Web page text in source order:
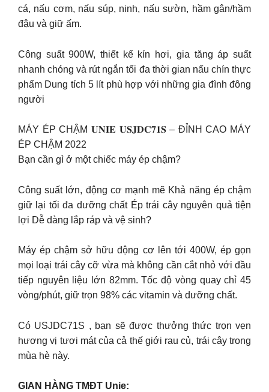
cá, nấu cơm, nấu súp, ninh, nấu sườn, hầm gân/hầm
đậu và giữ ấm.
Công suất 900W, thiết kế kín hơi, gia tăng áp suất
nhanh chóng và rút ngắn tối đa thời gian nấu chín thực
phẩm Dung tích 5 lít phù hợp với những gia đình đông
người
MÁY ÉP CHẬM 𝐔𝐍𝐈𝐄 𝐔𝐒𝐉𝐃𝐂𝟕𝟏𝐒 – ĐỈNH CAO MÁY
ÉP CHẬM 2022
Bạn cần gì ở một chiếc máy ép chậm?
Công suất lớn, động cơ mạnh mẽ Khả năng ép chậm
giữ lại tối đa dưỡng chất Ép trái cây nguyên quả tiện
lợi Dễ dàng lắp ráp và vệ sinh?
Máy ép chậm sở hữu động cơ lên tới 400W, ép gọn
mọi loại trái cây cỡ vừa mà không cần cắt nhỏ với đầu
tiếp nguyên liệu lớn 82mm. Tốc độ vòng quay chỉ 45
vòng/phút, giữ trọn 98% các vitamin và dưỡng chất.
Có USJDC71S , bạn sẽ được thưởng thức trọn vẹn
hương vị tươi mát của cả thế giới rau củ, trái cây trong
mùa hè này.
GIAN HÀNG TMĐT Unie: